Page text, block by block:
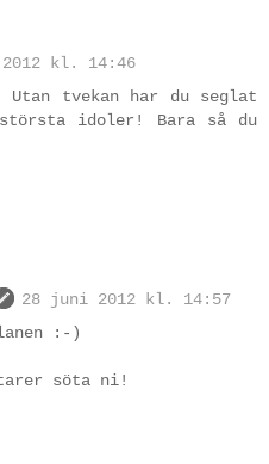
kl. 14:46
tvekan har du seglat
största idoler! Bara så du
28 juni 2012 kl. 14:57
:-)
söta ni!